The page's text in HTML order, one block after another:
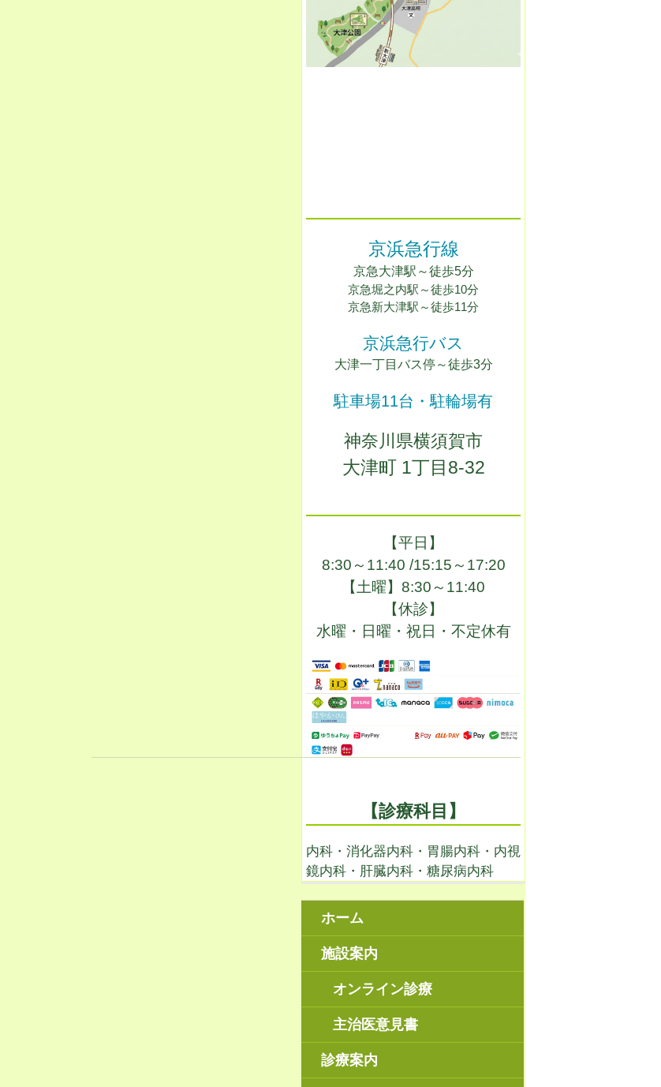
京浜急行線
京急大津駅 ～徒歩5分
京急堀之内駅 ～徒歩10分
京急新大津駅～徒歩11分
京浜急行バス
大津一丁目バス停～徒歩3分
駐車場11台・駐輪場有
神奈川県横須賀市
大津町 1丁目8-32
【平日】
8:30～11:40 /15:15～17:20
【土曜】 8:30～11:40
【休診】
水曜・日曜・祝日・不定休有
【診療科目】
内科・消化器内科・胃腸内科・内視
鏡内科・肝臓内科・糖尿病内科
ホーム
施設案内
オンライン診療
主治医意見書
診療案内